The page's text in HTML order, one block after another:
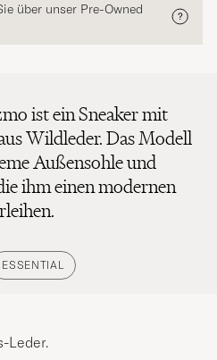
über unser Pre-Owned
ist ein Sneaker mit
Wildleder. Das Modell
Außensohle und
ihm einen modernen
ESSENTIAL
Leder.